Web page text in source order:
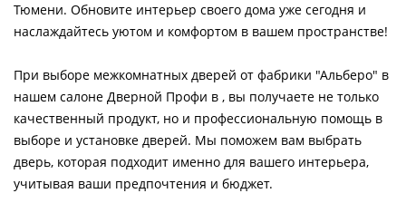
Тюмени. Обновите интерьер своего дома уже сегодня и
наслаждайтесь уютом и комфортом в вашем пространстве!
При выборе межкомнатных дверей от фабрики "Альберо" в
нашем салоне Дверной Профи в , вы получаете не только
качественный продукт, но и профессиональную помощь в
выборе и установке дверей. Мы поможем вам выбрать
дверь, которая подходит именно для вашего интерьера,
учитывая ваши предпочтения и бюджет.